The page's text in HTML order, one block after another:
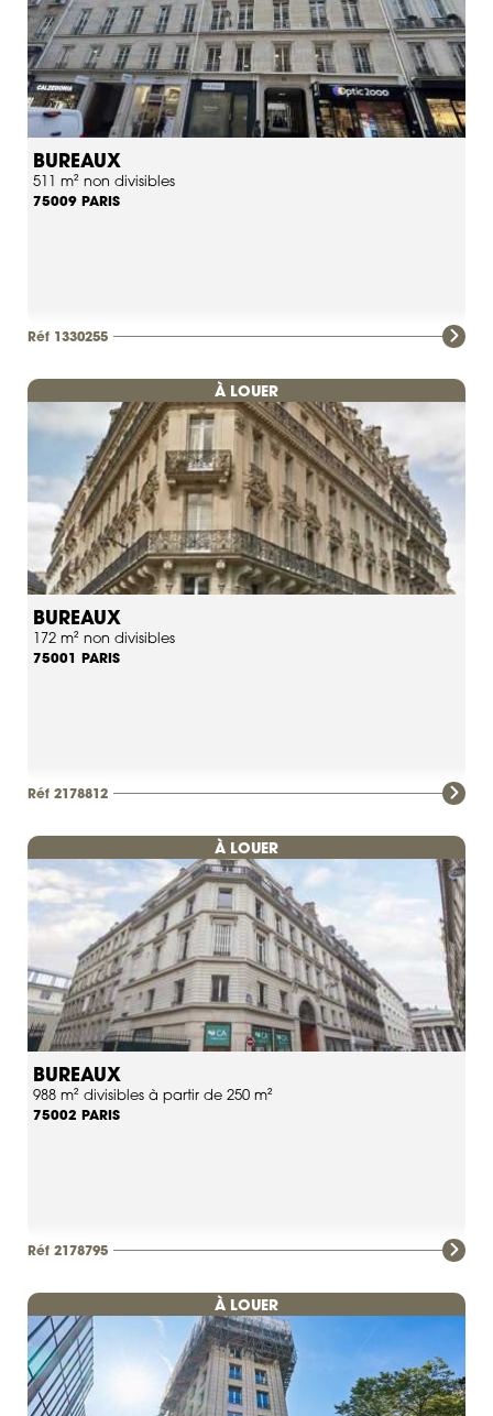
BUREAUX
511 m² non divisibles
75009 PARIS
Réf 1330255
À LOUER
BUREAUX
172 m² non divisibles
75001 PARIS
Réf 2178812
À LOUER
BUREAUX
988 m² divisibles à partir de 250 m²
75002 PARIS
Réf 2178795
À LOUER